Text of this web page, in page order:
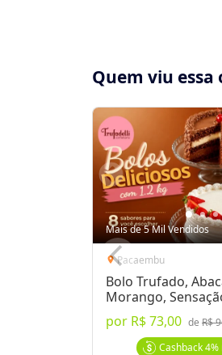
Compartilhe essa
Receba as
WhatsApp!
Destaques &
Voucher Fácil!Não
Saiba Mais
Quem viu
Mais de 5 Mil Vendidos
location_onPacaembu
Bolo Trufado,
Morango,
Prestígio com até
por R$ 73,00 de R$
Cashback4%